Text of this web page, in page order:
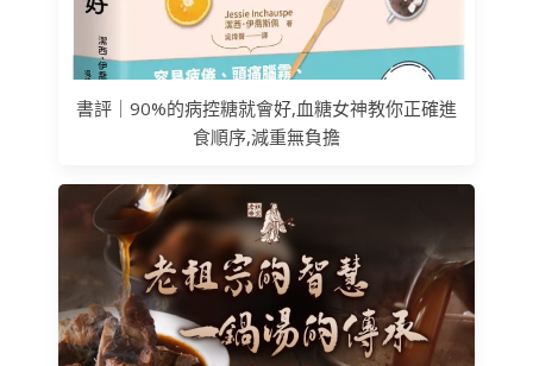
書評｜90%的病控糖就會好,血糖女神教你正確進
食順序,減重無負擔